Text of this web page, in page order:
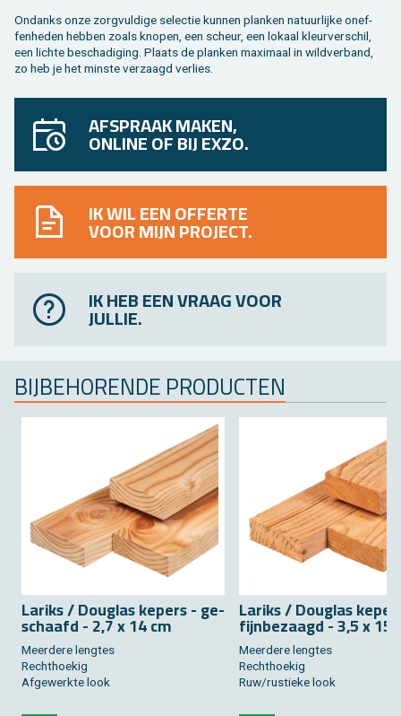
On­danks onze zorg­vul­di­ge se­lec­tie kun­nen plan­ken na­tuur­lij­ke on­ef­
fen­he­den heb­ben zoals kno­pen, een scheur, een lo­kaal kleur­ver­schil,
een lich­te be­scha­di­ging. Plaats de plan­ken maxi­maal in wild­ver­band,
zo heb je het min­ste ver­zaagd ver­lies.
AFSPRAAK MAKEN,
ONLINE OF BIJ EXZO.
IK WIL EEN OFFERTE
VOOR MIJN PROJECT.
IK HEB EEN VRAAG VOOR
JULLIE.
BIJ­BE­HO­REN­DE PRO­DUC­TEN
La­riks / Dou­g­las ke­pers - ge­
schaafd - 2,7 x 14 cm
Meer­de­re leng­tes
Recht­hoe­kig
Af­ge­werk­te look
La­riks / Dou­g­las
fijn­be­zaagd - 3,5 x 15
Meer­de­re leng­tes
Recht­hoe­kig
Ruw/rus­tie­ke look